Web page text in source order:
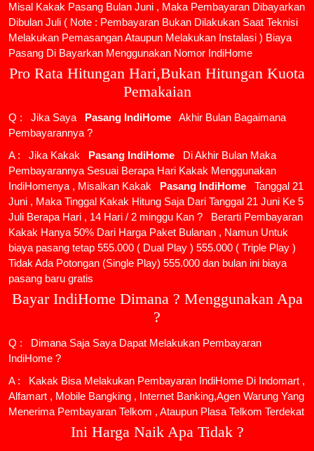
Misal Kakak Pasang Bulan Juni , Maka Pembayaran Dibayarkan
Dibulan Juli ( Note : Pembayaran Bukan Dilakukan Saat Teknisi
Melakukan Pemasangan Ataupun Melakukan Instalasi ) Biaya
Pasang Di Bayarkan Menggunakan Nomor IndiHome
Pro Rata Hitungan Hari,Bukan Hitungan Kuota
Pemakaian
Q : Jika Saya Pasang IndiHome
Akhir Bulan Bagaimana
Pembayarannya ?
A : Jika Kakak
Pasang IndiHome
Di Akhir Bulan Maka
Pembayarannya Sesuai Berapa Hari Kakak Menggunakan
IndiHomenya , Misalkan Kakak
Pasang IndiHome
Tanggal 21
Juni , Maka Tinggal Kakak Hitung Saja Dari Tanggal 21 Juni Ke 5
Juli Berapa Hari , 14 Hari / 2 minggu Kan ? Berarti Pembayaran
Kakak Hanya 50% Dari Harga Paket Bulanan , Namun Untuk
biaya pasang tetap 555.000 ( Dual Play ) 555.000 ( Triple Play )
Tidak Ada Potongan (Single Play) 555.000 dan bulan ini biaya
pasang baru gratis
Bayar IndiHome Dimana ? Menggunakan Apa
?
Q : Dimana Saja Saya Dapat Melakukan Pembayaran
IndiHome ?
A : Kakak Bisa Melakukan Pembayaran IndiHome Di Indomart ,
Alfamart , Mobile Bangking , Internet Banking,Agen Warung Yang
Menerima Pembayaran Telkom , Ataupun Plasa Telkom Terdekat
Ini Harga Naik Apa Tidak ?